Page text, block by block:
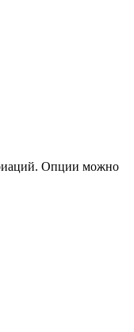
Опции можно